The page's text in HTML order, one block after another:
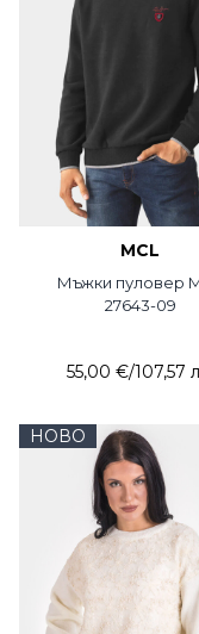
MCL
Мъжки пуловер
27643-09
55,00 €/107,57
НОВО